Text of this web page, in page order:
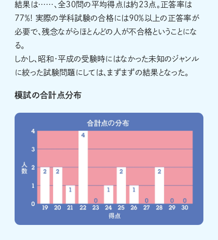
結果は……、全30問の平均得点は約23点。正答率は
77％! 実際の学科試験の合格には90％以上の正答率が
必要で、残念ながらほとんどの人が不合格ということにな
る。
しかし、昭和・平成の受験時にはなかった未知のジャンル
に絞った試験問題にしては、まずまずの結果となった。
模試の合計点分布